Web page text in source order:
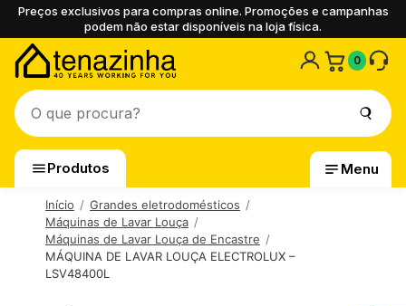
Preços exclusivos para compras online. Promoções e campanhas
podem não estar disponíveis na loja física.
0
Produtos Menu
Início
Grandes eletrodomésticos
Máquinas de Lavar Louça
Máquinas de Lavar Louça de Encastre
MÁQUINA DE LAVAR LOUÇA ELECTROLUX –
LSV48400L